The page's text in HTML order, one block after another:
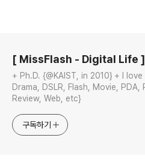
[ MissFlash - Digital Life ]
+ Ph.D. {@KAIST, in 2010} + I love
Drama, DSLR, Flash, Movie, PDA,
Review, Web, etc}
구독하기